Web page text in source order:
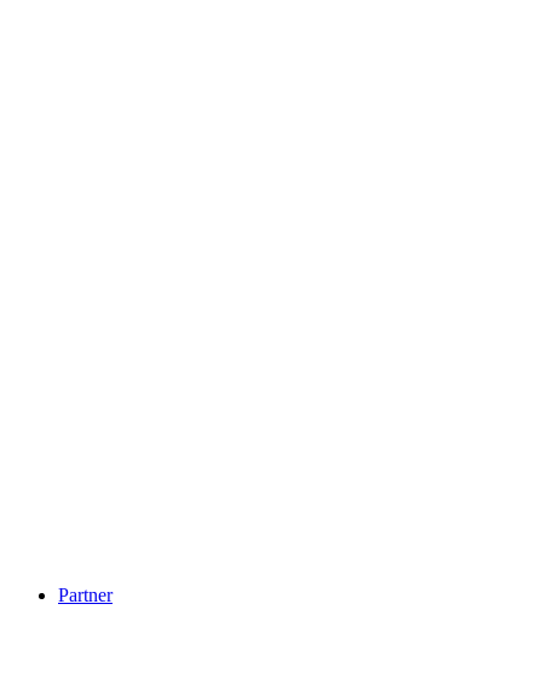
Partner